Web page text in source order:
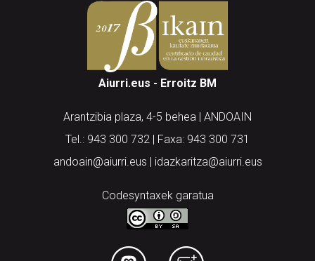
Aiurri.eus - Erroitz BM
Arantzibia plaza, 4-5 behea | ANDOAIN
Tel.: 943 300 732 | Faxa: 943 300 731
andoain@aiurri.eus | idazkaritza@aiurri.eus
Codesyntaxek garatua